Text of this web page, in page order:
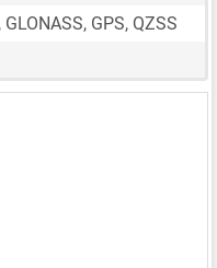
GLONASS, GPS, QZSS